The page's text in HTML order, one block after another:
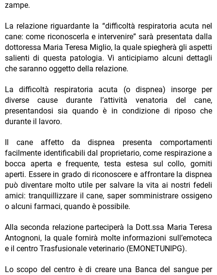
zampe.
La relazione riguardante la “difficoltà respiratoria acuta nel
cane: come riconoscerla e intervenire” sarà presentata dalla
dottoressa Maria Teresa Miglio, la quale spiegherà gli aspetti
salienti di questa patologia. Vi anticipiamo alcuni dettagli
che saranno oggetto della relazione.
La difficoltà respiratoria acuta (o dispnea) insorge per
diverse cause durante l’attività venatoria del cane,
presentandosi sia quando è in condizione di riposo che
durante il lavoro.
Il cane affetto da dispnea presenta comportamenti
facilmente identificabili dal proprietario, come respirazione a
bocca aperta e frequente, testa estesa sul collo, gomiti
aperti. Essere in grado di riconoscere e affrontare la dispnea
può diventare molto utile per salvare la vita ai nostri fedeli
amici: tranquillizzare il cane, saper somministrare ossigeno
o alcuni farmaci, quando è possibile.
Alla seconda relazione parteciperà la Dott.ssa Maria Teresa
Antognoni, la quale fornirà molte informazioni sull’emoteca
e il centro Trasfusionale veterinario (EMONETUNIPG).
Lo scopo del centro è di creare una Banca del sangue per